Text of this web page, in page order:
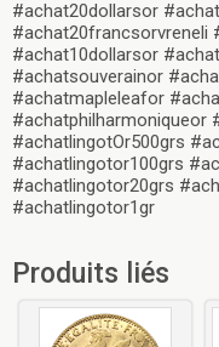
#achat20dollarsor
#achat20francsorvreneli
#achat10dollarsor
#achatsouverainor
#achatmapleleafor
#achatphilharmoniqueor
#achatlingotOr500grs
#achatlingotor100grs
#achatlingotor20grs
#achatlingotor1gr
Produits liés